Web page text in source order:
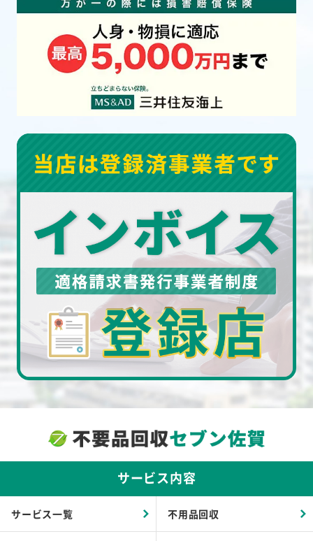
サービス内容
サービス一覧 不用品回収